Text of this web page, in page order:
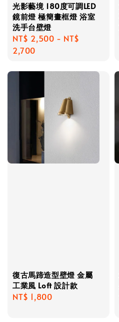
光影藝境 180度可調LED
鏡前燈 極簡畫框燈 浴室
洗手台壁燈
Regular
price
NT$ 2,500 - NT$
2,700
復古馬蹄造型壁燈 金屬
工業風 Loft 設計款
Regular
NT$ 1,800